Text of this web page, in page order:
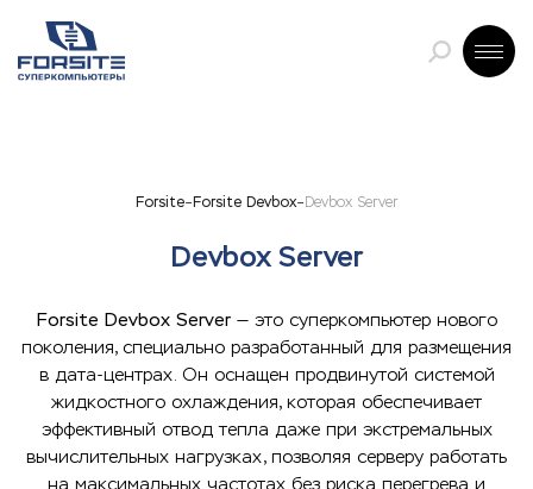
Forsite Forsite Devbox Devbox Server
Devbox Server
Forsite Devbox Server— это суперкомпьютер нового
поколения, специально разработанный для размещения
в дата-центрах. Он оснащен продвинутой системой
жидкостного охлаждения, которая обеспечивает
эффективный отвод тепла даже при экстремальных
вычислительных нагрузках, позволяя серверу работать
на максимальных частотах без риска перегрева и